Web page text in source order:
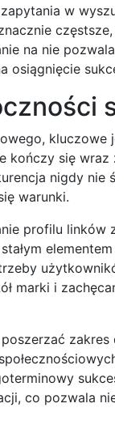
w
na nie
osiągnięcie
się
nigdy
warunki.
profilu
marki i
zakres
co pozwala